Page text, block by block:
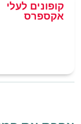
קופונים לעלי
אקספרס